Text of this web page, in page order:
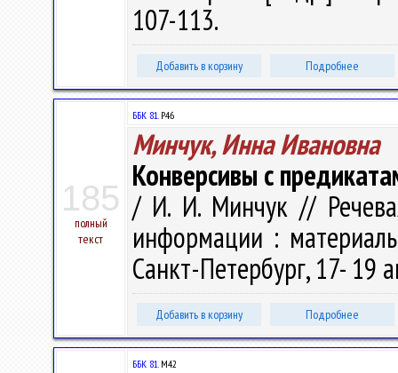
107-113.
Добавить в корзину Подробнее
185
полный
текст
ББК 81.Р46
Минчук, Инна Ивановна
Конверсивы с
/ И. И. Минчук //
информации :
Санкт-Петербург, 17- 19
Добавить в корзину Подробнее
ББК 81.М42